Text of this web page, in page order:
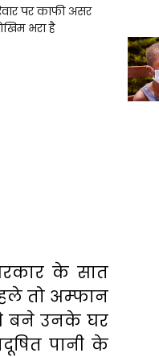
पर काफी असर
भरा है
के सात
तो अम्फान
से बने उनके घर
पानी के